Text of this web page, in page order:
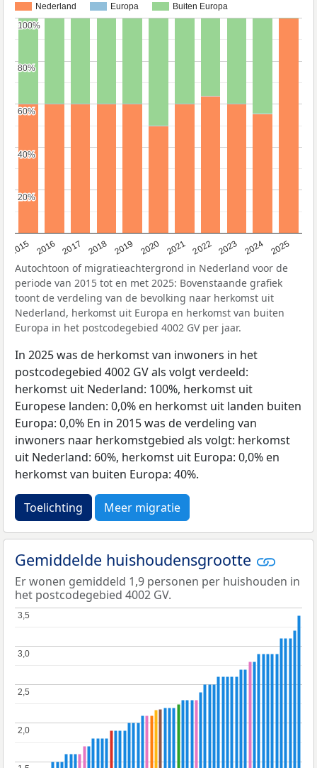
Nederland Europa Buiten Europa
2015 2016 2017 2018 2019 2020 2021 2022 2023 2024 2025
20%
20%
40%
40%
60%
60%
80%
80%
100%
100%
Autochtoon of migratieachtergrond in Nederland voor de
periode van 2015 tot en met 2025: Bovenstaande grafiek
toont de verdeling van de bevolking naar herkomst uit
Nederland, herkomst uit Europa en herkomst van buiten
Europa in het postcodegebied 4002 GV per jaar.
In 2025 was de herkomst van inwoners in het
postcodegebied 4002 GV als volgt verdeeld:
herkomst uit Nederland: 100%, herkomst uit
Europese landen: 0,0% en herkomst uit landen buiten
Europa: 0,0% En in 2015 was de verdeling van
inwoners naar herkomstgebied als volgt: herkomst
uit Nederland: 60%, herkomst uit Europa: 0,0% en
herkomst van buiten Europa: 40%.
Toelichting Meer migratie
Gemiddelde huishoudensgrootte
Er wonen gemiddeld 1,9 personen per huishouden in
het postcodegebied 4002 GV.
2,0
2,0
2,5
2,5
3,0
3,0
3,5
3,5